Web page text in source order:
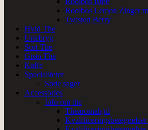
Rooibos Lemon Zinger
Twisted Berry
Hvid The
Urtebryg
Sort The
Grøn The
Kaffe
Specialiteter
Søde sager
Accessories
Info om the
Thearomahjul